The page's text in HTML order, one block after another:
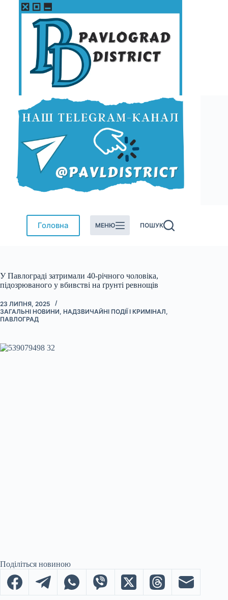
Перейти
Головна МЕНЮ ПОШУК
У Павлограді затримали 40-річного чоловіка,
підозрюваного у вбивстві на ґрунті ревнощів
23 ЛИПНЯ, 2025
ЗАГАЛЬНІ НОВИНИ, НАДЗВИЧАЙНІ ПОДІЇ І КРИМІНАЛ,
ПАВЛОГРАД
Поділіться новиною